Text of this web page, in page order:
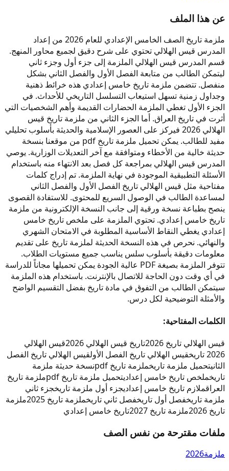
عن هذا الملف
ملزمة تاريخ الصف الخامس الإعدادي للعام 2026 من إعداد
المدرس قيس الهلالي تحتوي على شرح دقيق لجميع محاور المنهج.
قسم المدرس قيس الهلالي الملزمة إلى جزء أول وجزء ثاني
ليتمكن الطالب من متابعة الفصل الأول والفصل الثاني بشكل
منفصل. تتضمن ملزمة تاريخ خامس إعدادي هذه خرائط ذهنية
وجداول زمنية تسهل استيعاب التسلسل التاريخي للأحداث. في
الجزء الأول تغطي الملزمة الحضارات القديمة وأهم الشخصيات التي
أثرت في تاريخ العراق. أما الجزء الثاني من ملزمة تاريخ قيس
الهلالي 2026 فيركز على العصور الإسلامية والحديثة بأسلوب تحليلي
مفيد للطالب. يمكن تحميل ملزمة تاريخ pdf من موقعنا بنسخة
حديثة خالية من الأخطاء ومتوافقة مع آخر التعديلات الوزارية. يوصي
المدرس قيس الهلالي بمراجعة كل فصل بعد الانتهاء منه باستخدام
الأسئلة التطبيقية الموجودة في نهاية الملزمة. تم إدراج كلمات
مفتاحية مثل قيس الهلالي تاريخ الفصل الأول والفصل الثاني
لمساعدة الطالب في الوصول السريع للمحتوى. للاستفادة القصوى
ينصح بطباعة نسخة ورقية إلى جانب النسخة الإلكترونية من ملزمة
تاريخ خامس إعدادي. تحتوي الملزمة على ملخص تاريخ خامس
إعدادي يغطي النقاط الأساسية المطلوبة في الامتحان الشهري
والنهائي. نحرص في هذه النسخة الحديثة لملزمة تاريخ على تقديم
معلومات دقيقة بأسلوب سلس يناسب جميع مستويات الطلاب.
تتوفر الملزمة بصيغة PDF عالية الجودة يمكن تحميلها مجاناً للدراسة
في أي وقت دون الحاجة للاتصال بالإنترنت. باستخدام هذه الملزمة
سيتمكن الطالب من التفوق في مادة تاريخ بفضل التقسيم الواضح
والأمثلة التوضيحية لكل درس.
الكلمات المفتاحية:
قيس الهلالي تاريخ 2026
تاريخ قيس الهلالي 2026
قيس الهلالي
2026 تاريخ
قيس الهلالي تاريخ الفصل الأولقيس الهلالي تاريخ الفصل
الثانيتحميل ملزمة تاريخملزمة تاريخ pdf
نسخة حديثة ملزمة
تاريخملخص تاريخ خامس إعداديتحميل ملزمة تاريخ pdf
ملزمة تاريخ
العراقملازم تاريخ خامس إعداديجزء أول ملزمة تاريخجزء ثاني
ملزمة تاريخفصل أول تاريخفصل ثاني تاريخملزمة تاريخ 2025
ملزمة
تاريخ 2026
ملزمة تاريخ 2027 تاريخ خامس إعدادي
ملفات مقترحة من نفس الصف
ملزمة2026